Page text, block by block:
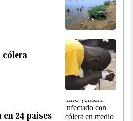
cólera
en 24 países